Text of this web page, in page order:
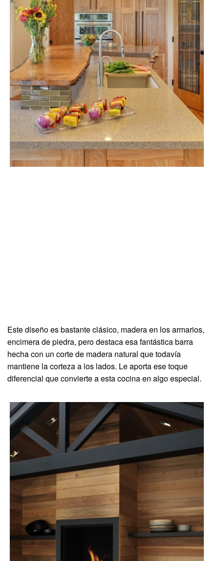
Este diseño es bastante clásico, madera en los armarios,
encimera de piedra, pero destaca esa fantástica barra
hecha con un corte de madera natural que todavía
mantiene la corteza a los lados. Le aporta ese toque
diferencial que convierte a esta cocina en algo especial.